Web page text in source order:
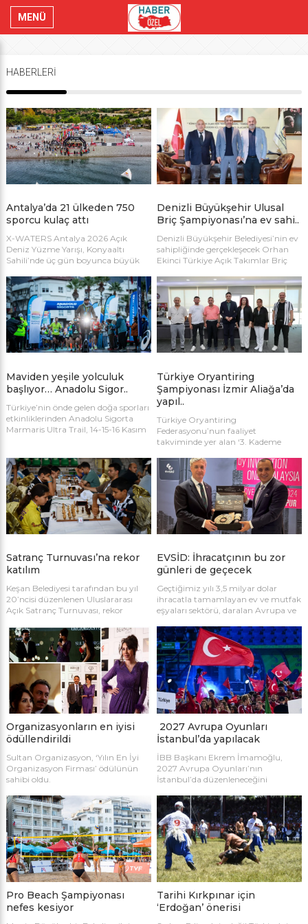
MENÜ
HABERLERİ
Antalya’da 21 ülkeden 750
sporcu kulaç attı
X-WATERS Antalya 2026 Açık
Deniz Yüzme Yarışı, Konyaaltı
Sahili’nde üç gün boyunca büyük
sporcunun katıldığı organizasyonda
kıyasıya mücadele yaşandı.
Denizli Büyükşehir Ulusal
Briç Şampiyonası’na ev sahi..
Denizli Büyükşehir Belediyesi’nin ev
sahipliğinde gerçekleşecek Orhan
Ekinci Türkiye Açık Takımlar Briç
boyunca briç ve stratejinin merkezi
haline getirecek. Şampiyonaya, 150
takım ve 800 sporcunun katılması
bekleniyor.
Maviden yeşile yolculuk
başlıyor… Anadolu Sigor..
Türkiye’nin önde gelen doğa sporları
etkinliklerinden Anadolu Sigorta
Marmaris Ultra Trail, 14-15-16 Kasım
özel hazırlanan 100 kilometrelik
parkur, doğa ve spor tutkunlarına
unutulmaz bir deneyim sunacak.
Türkiye Oryantiring
Şampiyonası İzmir Aliağa’da
yapıl..
Türkiye Oryantiring
Federasyonu’nun faaliyet
takviminde yer alan ‘3. Kademe
10-11 Ocak 2026 tarihlerinde İzmir
Aliağa’da gerçekleştirilecek.
Satranç Turnuvası’na rekor
katılım
Keşan Belediyesi tarafından bu yıl
20’ncisi düzenlenen Uluslararası
Açık Satranç Turnuvası, rekor
EVSİD: İhracatçının bu zor
günleri de geçecek
Geçtiğimiz yılı 3,5 milyar dolar
ihracatla tamamlayan ev ve mutfak
eşyaları sektörü, daralan Avrupa ve
ihracatta ivme kaybetmemek için
uzak pazarları zorluyor.
Organizasyonların en iyisi
ödüllendirildi
Sultan Organizasyon, ‘Yılın En İyi
Organizasyon Firması’ ödülünün
sahibi oldu.
2027 Avrupa Oyunları
İstanbul’da yapılacak
İBB Başkanı Ekrem İmamoğlu,
2027 Avrupa Oyunları’nın
İstanbul’da düzenleneceğini
düzenlenen basın toplantısında
kamuoyu ile paylaştı.
Pro Beach Şampiyonası
nefes kesiyor
Tarihi Kırkpınar için
‘Erdoğan’ önerisi